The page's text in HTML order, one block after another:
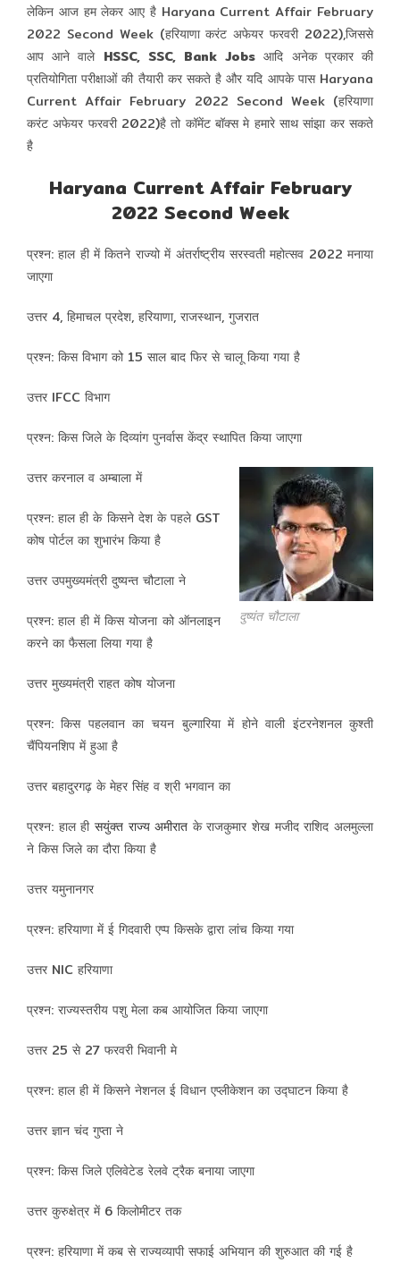
लेकिन आज हम लेकर आए है Haryana Current Affair February
2022 Second Week (हरियाणा करंट अफेयर फरवरी 2022),जिससे
आप आने वाले HSSC, SSC, Bank Jobs आदि अनेक प्रकार की
प्रतियोगिता परीक्षाओं की तैयारी कर सकते है और यदि आपके पास Haryana
Current Affair February 2022 Second Week (हरियाणा
करंट अफेयर फरवरी 2022)है तो कॉमेंट बॉक्स मे हमारे साथ सांझा कर सकते
है
Haryana Current Affair February
2022 Second Week
प्रश्न: हाल ही में कितने राज्यो में अंतर्राष्ट्रीय सरस्वती महोत्सव 2022 मनाया
जाएगा
उत्तर 4, हिमाचल प्रदेश, हरियाणा, राजस्थान, गुजरात
प्रश्न: किस विभाग को 15 साल बाद फिर से चालू किया गया है
उत्तर IFCC विभाग
प्रश्न: किस जिले के दिव्यांग पुनर्वास केंद्र स्थापित किया जाएगा
दुष्यंत चौटाला
उत्तर करनाल व अम्बाला में
प्रश्न: हाल ही के किसने देश के पहले GST
कोष पोर्टल का शुभारंभ किया है
उत्तर उपमुख्यमंत्री दुष्यन्त चौटाला ने
प्रश्न: हाल ही में किस योजना को ऑनलाइन
करने का फैसला लिया गया है
उत्तर मुख्यमंत्री राहत कोष योजना
प्रश्न: किस पहलवान का चयन बुल्गारिया में होने वाली इंटरनेशनल कुश्ती
चैंपियनशिप में हुआ है
उत्तर बहादुरगढ़ के मेहर सिंह व श्री भगवान का
प्रश्न: हाल ही सयुंक्त राज्य अमीरात के राजकुमार शेख मजीद राशिद अलमुल्ला
ने किस जिले का दौरा किया है
उत्तर यमुनानगर
प्रश्न: हरियाणा में ई गिदवारी एप्प किसके द्वारा लांच किया गया
उत्तर NIC हरियाणा
प्रश्न: राज्यस्तरीय पशु मेला कब आयोजित किया जाएगा
उत्तर 25 से 27 फरवरी भिवानी मे
प्रश्न: हाल ही में किसने नेशनल ई विधान एप्लीकेशन का उद्घाटन किया है
उत्तर ज्ञान चंद गुप्ता ने
प्रश्न: किस जिले एलिवेटेड रेलवे ट्रैक बनाया जाएगा
उत्तर कुरुक्षेत्र में 6 किलोमीटर तक
प्रश्न: हरियाणा में कब से राज्यव्यापी सफाई अभियान की शुरुआत की गई है